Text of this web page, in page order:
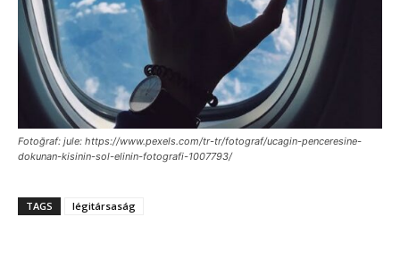
Fotoğraf: jule: https://www.pexels.com/tr-tr/fotograf/ucagin-penceresine-
dokunan-kisinin-sol-elinin-fotografi-1007793/
TAGS légitársaság